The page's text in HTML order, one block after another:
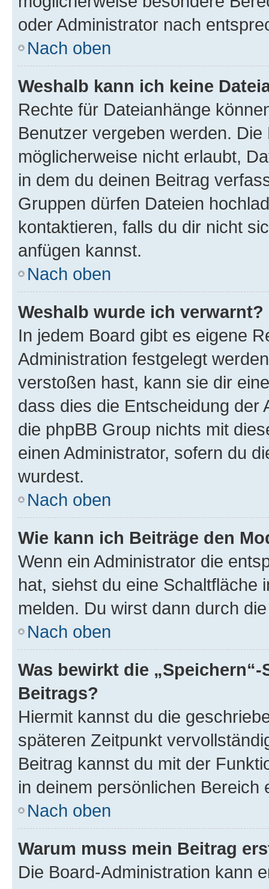
oder Administrator nach
Nach oben
Weshalb kann ich keine
Rechte für Dateianhänge
Benutzer vergeben werden.
möglicherweise nicht erlaubt,
in dem du deinen Beitrag
Gruppen dürfen Dateien
kontaktieren, falls du dir nicht
anfügen kannst.
Nach oben
Weshalb wurde ich verwarnt?
In jedem Board gibt es eigene
Administration festgelegt
verstoßen hast, kann sie dir
dass dies die Entscheidung der
die phpBB Group nichts mit
einen Administrator, sofern du
wurdest.
Nach oben
Wie kann ich Beiträge den
Wenn ein Administrator die
hat, siehst du eine Schaltfläche
melden. Du wirst dann durch
Nach oben
Was bewirkt die
Beitrags?
Hiermit kannst du die
späteren Zeitpunkt
Beitrag kannst du mit der
in deinem persönlichen Bereich
Nach oben
Warum muss mein Beitrag
Die Board-Administration kann